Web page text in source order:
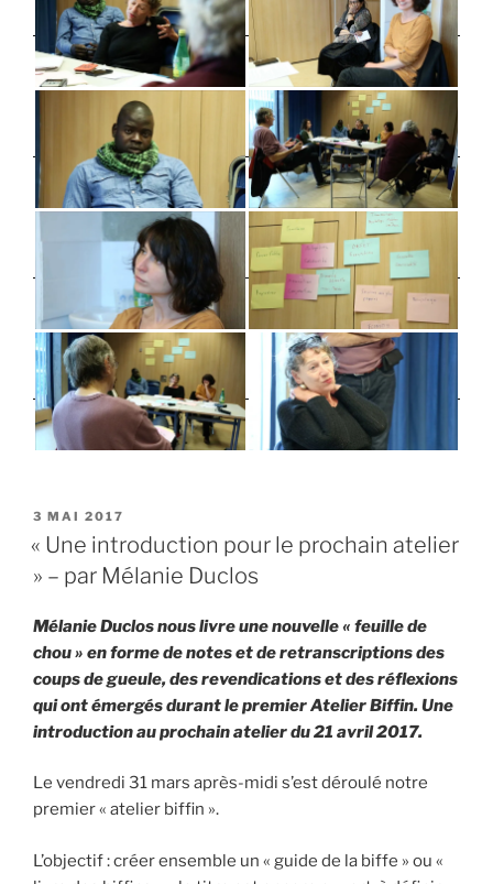
PUBLIÉ
LE
3 MAI 2017
« Une introduction pour le prochain atelier
» – par Mélanie Duclos
Mélanie Duclos nous livre une nouvelle « feuille de
chou » en forme de notes et de retranscriptions des
coups de gueule, des revendications et des réflexions
qui ont émergés durant le premier Atelier Biffin. Une
introduction au prochain atelier du 21 avril 2017.
Le vendredi 31 mars après-midi s’est déroulé notre
premier « atelier biffin ».
L’objectif : créer ensemble un « guide de la biffe » ou «